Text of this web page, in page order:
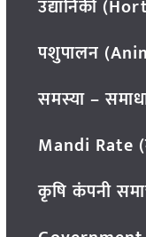
उद्यानिकी
पशुपालन
समस्या –
Mandi Rate
कृषि कंपनी